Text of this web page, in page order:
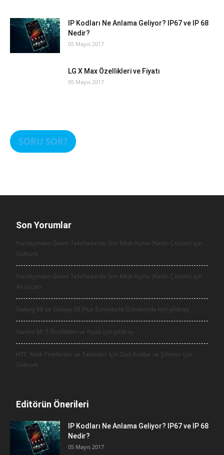
IP Kodları Ne Anlama Geliyor? IP67 ve IP 68
Nedir?
05 Mayıs 2017
LG X Max Özellikleri ve Fiyatı
05 Mayıs 2017
SORU SOR?
Son Yorumlar
Yurtdışından Gelen Telefonlarda Sim Kilidi Açma (Kesin Çözüm) için
Göktürk
Yurtdışından Gelen Telefonlarda Sim Kilidi Açma (Kesin Çözüm) için
Ali özcan
Galaxy S8 ve Galaxy S8 Plus Sorunlarla Gündemde için yildiray
Xiaomi Mi 5 Özellikleri ve Fiyatı için yildiray
HTC Akıllı Telefonlar ve Tabletler İçin Gizli Kodlar ve Şifreler için
Göktürk
Editörün Önerileri
IP Kodları Ne Anlama Geliyor? IP67 ve IP 68
Nedir?
05 Mayıs 2017